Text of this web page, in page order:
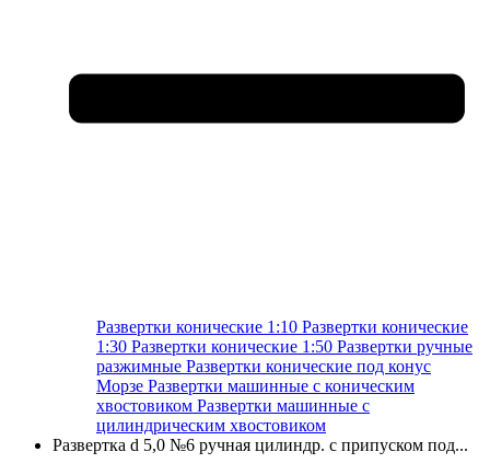
Развертки конические 1:10 Развертки конические
1:30 Развертки конические 1:50 Развертки ручные
разжимные Развертки конические под конус
Морзе Развертки машинные с коническим
хвостовиком Развертки машинные с
цилиндрическим хвостовиком
Развертка d 5,0 №6 ручная цилиндр. с припуском под...